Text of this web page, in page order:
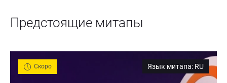
Предстоящие митапы
Скоро Язык митапа: RU